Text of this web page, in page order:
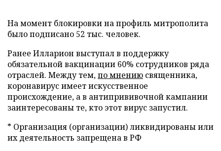
На момент блокировки на профиль митрополита
было подписано 52 тыс. человек.
Ранее Илларион выступал в поддержку
обязательной вакцинации 60% сотрудников ряда
отраслей. Между тем,по мнению священника,
коронавирус имеет искусственное
происхождение, а в антипрививочной кампании
заинтересованы те, кто этот вирус запустил.
* Организация (организации) ликвидированы или
их деятельность запрещена в РФ